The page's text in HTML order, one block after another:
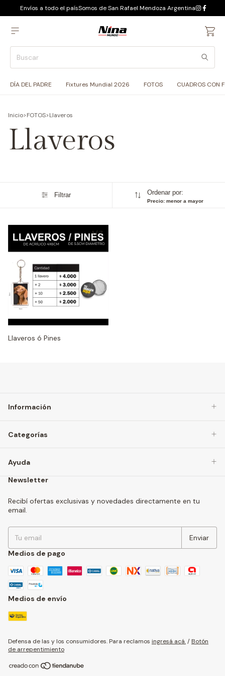
Envíos a todo el paísSomos de San Rafael Mendoza Argentina
DÍA DEL PADRE Fixtures Mundial 2026 FOTOS CUADROS CON
Inicio>FOTOS>Llaveros
Llaveros
Filtrar Ordenar por:
Precio: menor a mayor
1/7
Llaveros ó Pines
Información
Categorías
Ayuda
Newsletter
Recibí ofertas exclusivas y novedades directamente en tu
email.
Medios de pago
Medios de envío
Defensa de las y los consumidores. Para reclamos ingresá acá./ Botón
de arrepentimiento